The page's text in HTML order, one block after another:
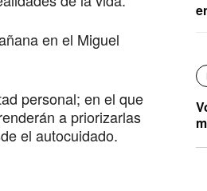
en el Miguel
personal; en el que
a priorizarlas
el autocuidado.